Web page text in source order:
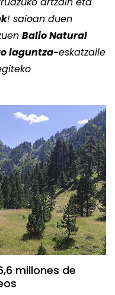
! saioan duen
Balio Natural
laguntza-eskatzaile
millones de